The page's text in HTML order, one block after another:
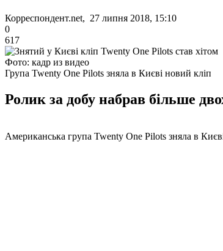
Корреспондент.net, 27 липня 2018, 15:10
0
617
Фото: кадр из видео
Група Twenty One Pilots зняла в Києві новий кліп
Ролик за добу набрав більше
Американська група Twenty One Pilots зняла в